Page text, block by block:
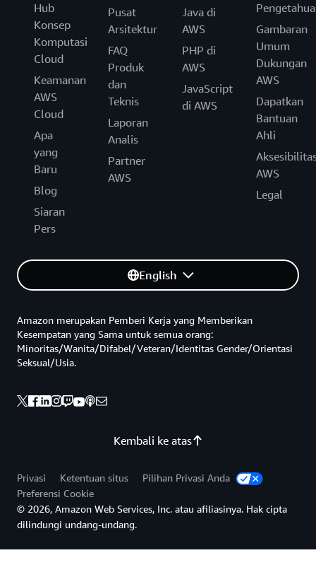
Hub
Konsep
Komputasi
Cloud
Keamanan
AWS
Cloud
Apa
yang
Baru
Blog
Siaran
Pers
Pusat
Arsitektur
FAQ
Produk
dan
Teknis
Laporan
Analis
Partner
AWS
Java di
AWS
PHP di
AWS
JavaScript
di AWS
Gambaran
Umum
Dukungan
AWS
Dapatkan
Bantuan
Ahli
AWS
Legal
English
Kembali ke atas
Amazon merupakan Pemberi Kerja yang Memberikan
Kesempatan yang Sama untuk semua orang:
Minoritas/Wanita/Difabel/Veteran/Identitas Gender/Orientasi
Seksual/Usia.
Privasi Ketentuan situs
Pilihan Privasi Anda
Preferensi Cookie
© 2026, Amazon Web Services, Inc. atau afiliasinya. Hak cipta
dilindungi undang-undang.